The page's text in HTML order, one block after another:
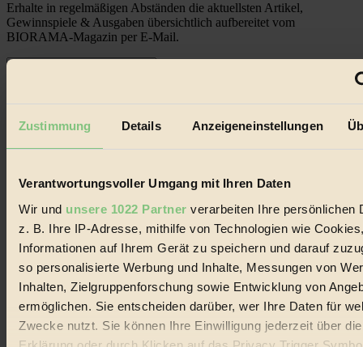
Zustimmung Details Anzeigeneinstellungen
Verantwortungsvoller Umgang mit Ihren Daten
Wir und unsere 1022 Partner verarbeiten Ihre persönlichen
z. B. Ihre IP-Adresse, mithilfe von Technologien wie
Informationen auf Ihrem Gerät zu speichern und darauf
so personalisierte Werbung und Inhalte, Messungen von
Inhalten, Zielgruppenforschung sowie Entwicklung von
ermöglichen. Sie entscheiden darüber, wer Ihre Daten für
Zwecke nutzt. Sie können Ihre Einwilligung jederzeit über
Erhalte in regelmäßigen Abständen die aktuellsten Artikel,
Gewinnspiele & Ausgaben übersichtlich aufbereitet vom
BIORAMA-Magazin per E-Mail.
Impressum & Disclaimer
Datenschutz
Mediadaten
Biorama steht für einen nachhaltigen Lebensstil und bewussten
Lebenswandel. Es ist eine moderne Plattform für Ideen, Menschen
und Produkte, ein Leitfaden im schnell wachsenden Markt des
Handels mit Bioprodukten, des Fair-Trade sowie der Branche
alternativer Energien.